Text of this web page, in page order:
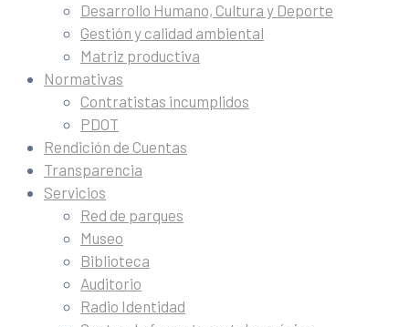
Desarrollo Humano, Cultura y Deporte
Gestión y calidad ambiental
Matriz productiva
Normativas
Contratistas incumplidos
PDOT
Rendición de Cuentas
Transparencia
Servicios
Red de parques
Museo
Biblioteca
Auditorio
Radio Identidad